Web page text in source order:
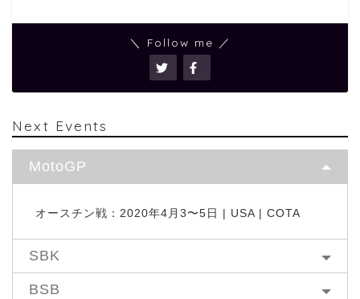
＼ Follow me ／
Next Events
MotoGP
オースチン戦：2020年4月3〜5日 | USA | COTA
SBK
BSB